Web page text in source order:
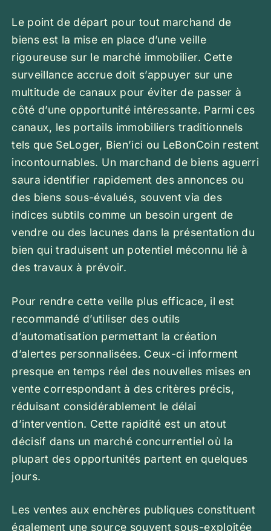
Le point de départ pour tout marchand de
biens est la mise en place d’une veille
rigoureuse sur le marché immobilier. Cette
surveillance accrue doit s’appuyer sur une
multitude de canaux pour éviter de passer à
côté d’une opportunité intéressante. Parmi ces
canaux, les portails immobiliers traditionnels
tels que SeLoger, Bien’ici ou LeBonCoin restent
incontournables. Un marchand de biens aguerri
saura identifier rapidement des annonces ou
des biens sous-évalués, souvent via des
indices subtils comme un besoin urgent de
vendre ou des lacunes dans la présentation du
bien qui traduisent un potentiel méconnu lié à
des travaux à prévoir.
Pour rendre cette veille plus efficace, il est
recommandé d’utiliser des outils
d’automatisation permettant la création
d’alertes personnalisées. Ceux-ci informent
presque en temps réel des nouvelles mises en
vente correspondant à des critères précis,
réduisant considérablement le délai
d’intervention. Cette rapidité est un atout
décisif dans un marché concurrentiel où la
plupart des opportunités partent en quelques
jours.
Les ventes aux enchères publiques constituent
également une source souvent sous-exploitée